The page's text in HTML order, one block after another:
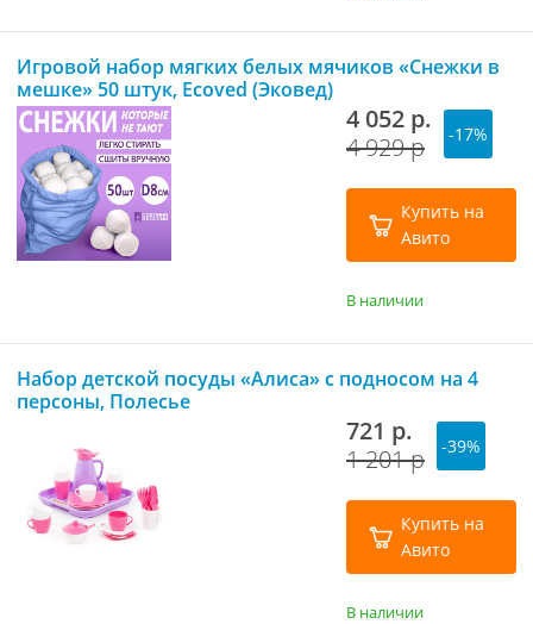
Игровой набор мягких белых мячиков «Снежки в
мешке» 50 штук, Ecoved (Эковед)
4 052 р.
4 929 р
-17%
Купить на
Авито
В наличии
Набор детской посуды «Алиса» с подносом на 4
персоны, Полесье
721 р.
1 201 р
-39%
Купить на
Авито
В наличии